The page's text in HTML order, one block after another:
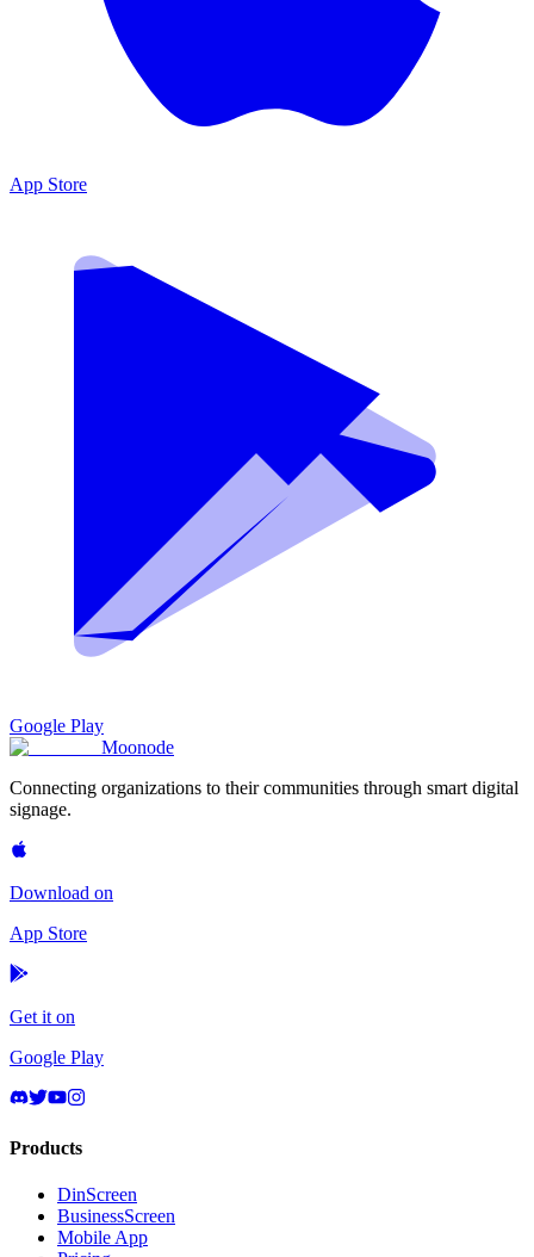
App Store
Google Play
Moonode
Connecting organizations to their communities through smart digital
signage.
Download on
App Store
Get it on
Google Play
Products
DinScreen
BusinessScreen
Mobile App